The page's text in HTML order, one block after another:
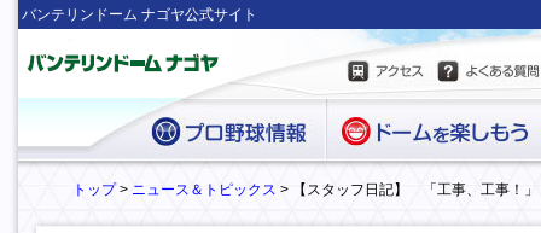
バンテリンドーム ナゴヤ公式サイト
トップ> ニュース＆トピックス > 【スタッフ日記】 「工事、工事！」